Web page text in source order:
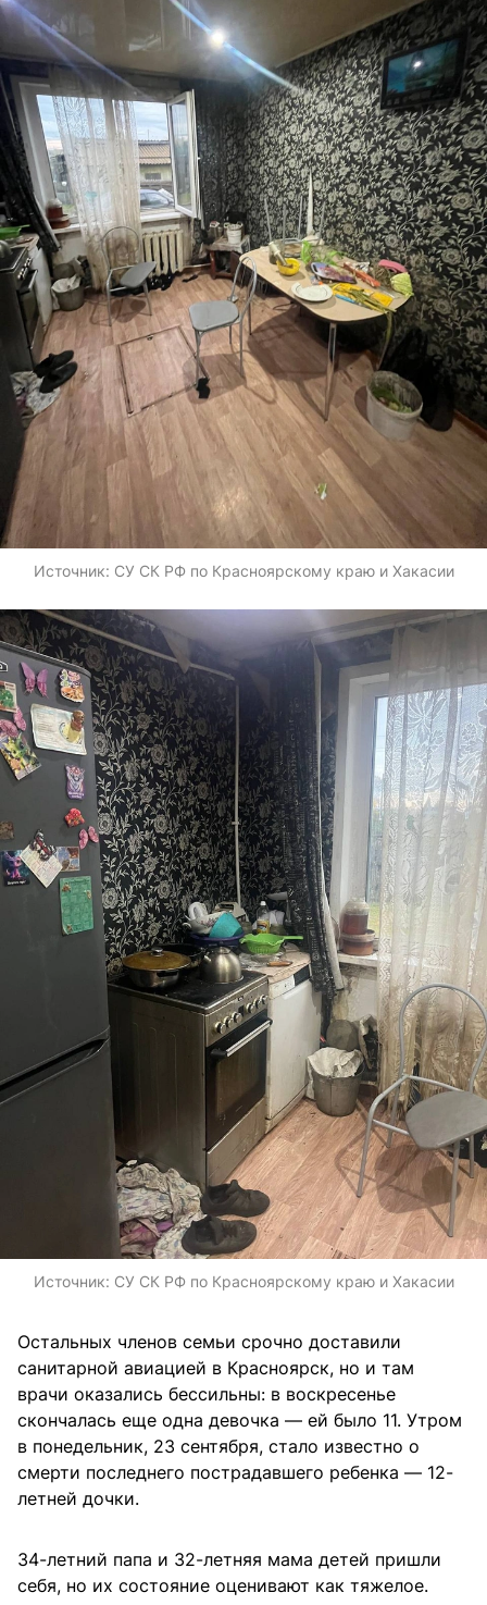
Источник: СУ СК РФ по Красноярскому краю и Хакасии
Источник: СУ СК РФ по Красноярскому краю и Хакасии
Остальных членов семьи срочно доставили
санитарной авиацией в Красноярск, но и там
врачи оказались бессильны: в воскресенье
скончалась еще одна девочка — ей было 11. Утром
в понедельник, 23 сентября, стало известно о
смерти последнего пострадавшего ребенка — 12-
летней дочки.
34-летний папа и 32-летняя мама детей пришли
себя, но их состояние оценивают как тяжелое.